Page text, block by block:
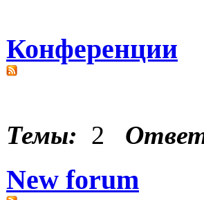
Конференции
Темы: 2
New forum